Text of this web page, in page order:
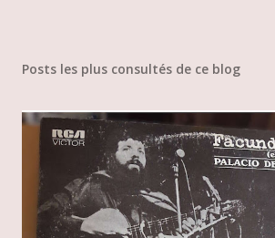
Posts les plus consultés de ce blog